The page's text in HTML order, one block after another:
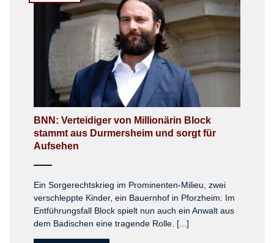
BNN: Verteidiger von Millionärin Block
stammt aus Durmersheim und sorgt für
Aufsehen
Ein Sorgerechtskrieg im Prominenten-Milieu, zwei
verschleppte Kinder, ein Bauernhof in Pforzheim: Im
Entführungsfall Block spielt nun auch ein Anwalt aus
dem Badischen eine tragende Rolle. [...]